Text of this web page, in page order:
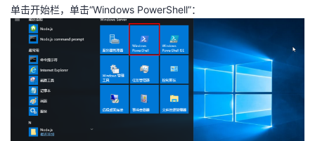
单击开始栏，单击“Windows PowerShell”：